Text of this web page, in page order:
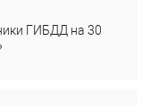
ГИБДД на 30